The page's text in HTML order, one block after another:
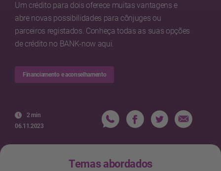
Um crédito para dois oferece muitas vantagens e
abre novas possibilidades para cônjuges ou
parceiros registados. Conheça todas as suas opções
de crédito no BANK-now aqui.
Financiamento e aconselhamento
2 min
06.11.2023
Temas abordados